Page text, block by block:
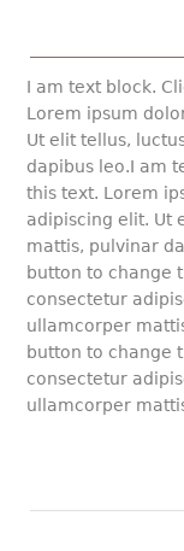
I am text block.
Lorem ipsum
Ut elit tellus,
dapibus leo.I am
this text. Lorem
adipiscing elit. Ut
mattis, pulvinar
button to change
consectetur
ullamcorper
button to change
consectetur
ullamcorper